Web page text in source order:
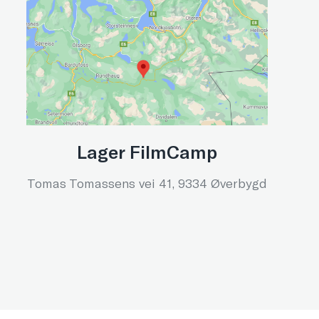
Lager FilmCamp
Tomas Tomassens vei 41, 9334 Øverbygd